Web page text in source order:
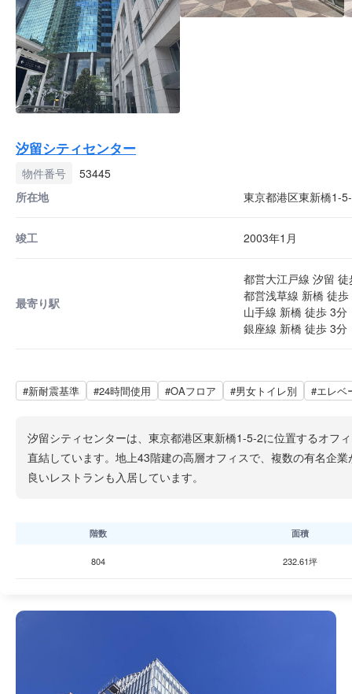
汐留シティセンター
物件番号
53445
所在地
東京都港区東新橋1-
竣工 2003年1月
最寄り駅
都営大江戸線 汐留
都営浅草線 新橋 徒歩
山手線 新橋 徒歩 3分
銀座線 新橋 徒歩 3分
#新耐震基準 #24時間使用 #OAフロア #男女トイレ別 #エレベ
汐留シティセンターは、東京都港区東新橋1-5-2に位置するオフ
直結しています。地上43階建の高層オフィスで、複数の有名企
良いレストランも入居しています。
階数 面積
804 232.61坪